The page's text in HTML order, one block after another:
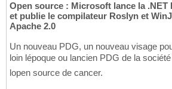
Open source : Microsoft lance la .NET
et publie le compilateur Roslyn et
Apache 2.0
Un nouveau PDG, un nouveau visage
loin lépoque ou lancien PDG de la
lopen source de cancer.